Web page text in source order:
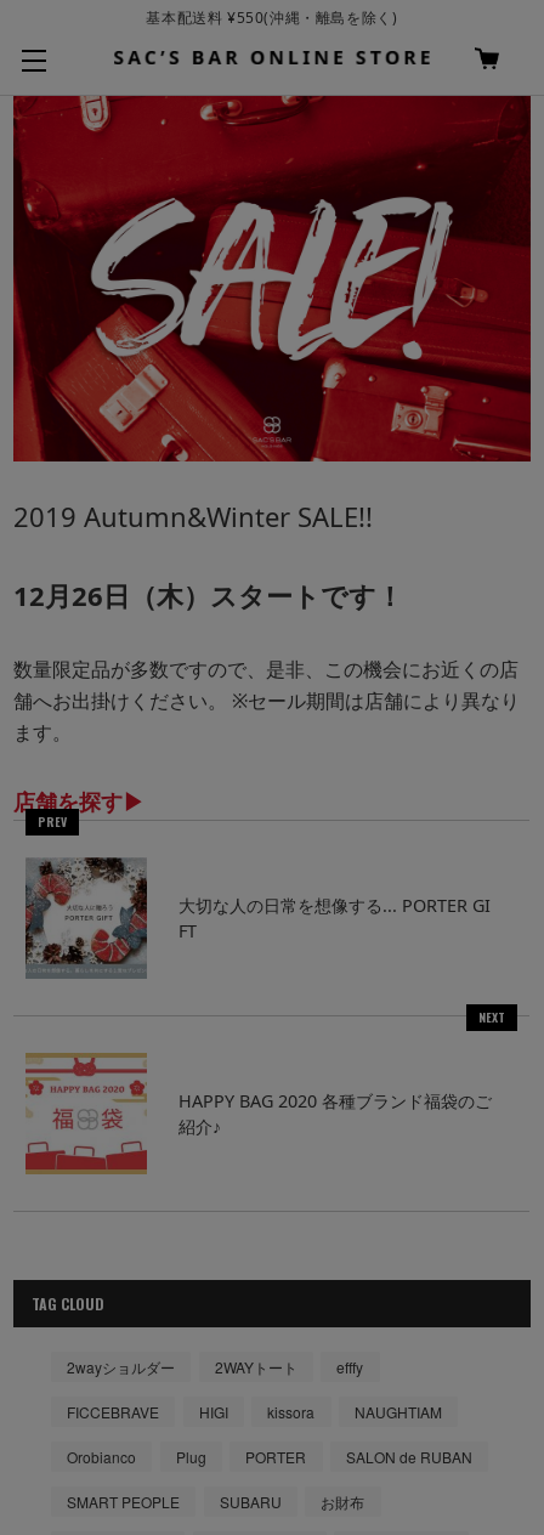
基本配送料 ¥550(沖縄・離島を除く)
2019 Autumn&Winter SALE!!
12月26日（木）スタートです！
数量限定品が多数ですので、是非、この機会にお近くの店
舗へお出掛けください。 ※セール期間は店舗により異なり
ます。
店舗を探す▶︎
PREV
大切な人の日常を想像する... PORTER GI
FT
NEXT
HAPPY BAG 2020 各種ブランド福袋のご
紹介♪
TAG CLOUD
2wayショルダー 2WAYトート efffy
FICCEBRAVE HIGI kissora NAUGHTIAM
Orobianco Plug PORTER SALON de RUBAN
SMART PEOPLE SUBARU お財布